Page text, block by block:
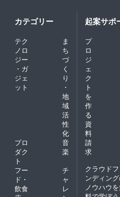
カテゴリー
テク
ノロ
ジー
・ガ
ジェ
ット
ま
ち
づ
く
り
・
地
域
活
性
化
プロ
ダク
ト
音
楽
フー
ド・
飲食
チ
ャ
レ
起案サポ
プ
ロ
ジ
ェ
ク
ト
を
作
る
資
料
請
求
クラウド
ンディン
ノウハウ